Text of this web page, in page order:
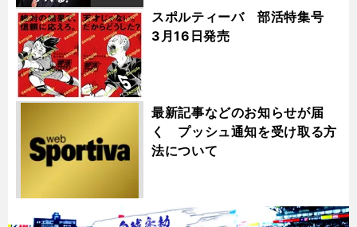
スポルティーバ 部活特集号
3月16日発売
最新記事などのお知らせが届
く プッシュ通知を受け取る方
法について